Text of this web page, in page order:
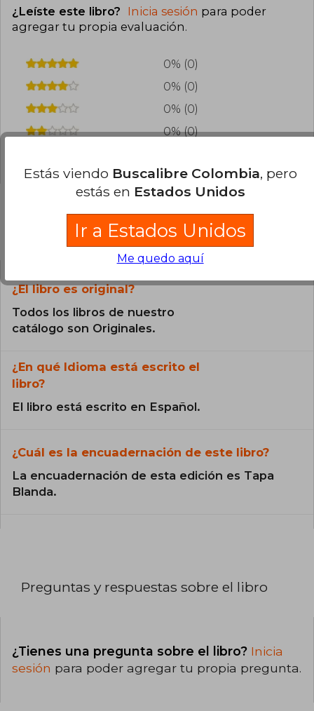
¿Leíste este libro? Inicia sesión para poder
agregar tu propia evaluación.
0% (0)
0% (0)
0% (0)
0% (0)
Preguntas frecuentes sobre el libro
¿El libro es original?
Todos los libros de nuestro
catálogo son Originales.
¿En qué Idioma está escrito el
libro?
El libro está escrito en Español.
¿Cuál es la encuadernación de este libro?
La encuadernación de esta edición es Tapa
Blanda.
Preguntas y respuestas sobre el libro
¿Tienes una pregunta sobre el libro? Inicia
sesión para poder agregar tu propia pregunta.
Estás viendo Buscalibre Colombia, pero
estás en Estados Unidos
Ir a Estados Unidos
Me quedo aquí